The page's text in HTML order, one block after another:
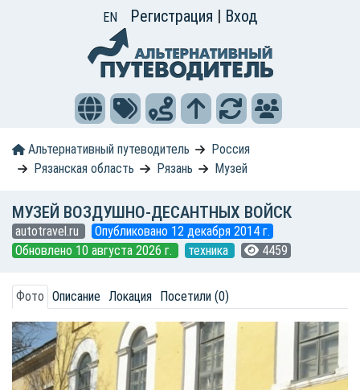
EN Регистрация | Вход
Альтернативный путеводитель
Россия
Рязанская область
Рязань Музей
МУЗЕЙ ВОЗДУШНО-ДЕСАНТНЫХ ВОЙСК
autotravel.ru
Опубликовано 12 декабря 2014 г.
Обновлено 10 августа 2026 г.
техника 4459
Фото Описание Локация Посетили (0)